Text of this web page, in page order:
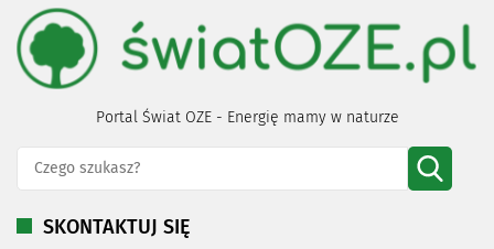
Portal Świat OZE - Energię mamy w naturze
SKONTAKTUJ SIĘ